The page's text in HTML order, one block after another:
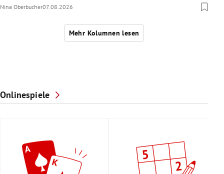
Nina Oberbucher07.08.2026
Mehr Kolumnen lesen
Onlinespiele